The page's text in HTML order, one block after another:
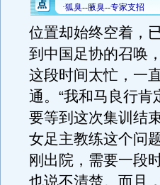
位置却始终空着，
到中国足协的召唤
这段时间太忙，一
通。“我和马良行
要等到这次集训结
女足主教练这个问
刚出院，需要一段
也说不清楚。而且